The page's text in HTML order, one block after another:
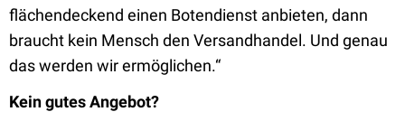
flächendeckend einen Botendienst anbieten, dann
braucht kein Mensch den Versandhandel. Und genau
das werden wir ermöglichen.“
Kein gutes Angebot?